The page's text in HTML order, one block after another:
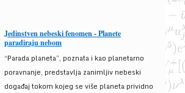
Jedinstven nebeski fenomen - Planete
paradiraju nebom
“Parada planeta”, poznata i kao planetarno
poravnanje, predstavlja zanimljiv nebeski
događaj tokom kojeg se više planeta prividno